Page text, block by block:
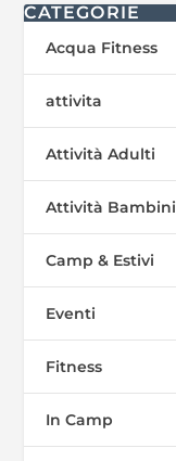
CATEGORIE
Acqua Fitness
attivita
Attività Adulti
Attività Bambini
Camp & Estivi
Eventi
Fitness
In Camp